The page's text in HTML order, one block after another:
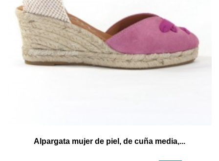
Alpargata mujer de piel, de cuña media,...